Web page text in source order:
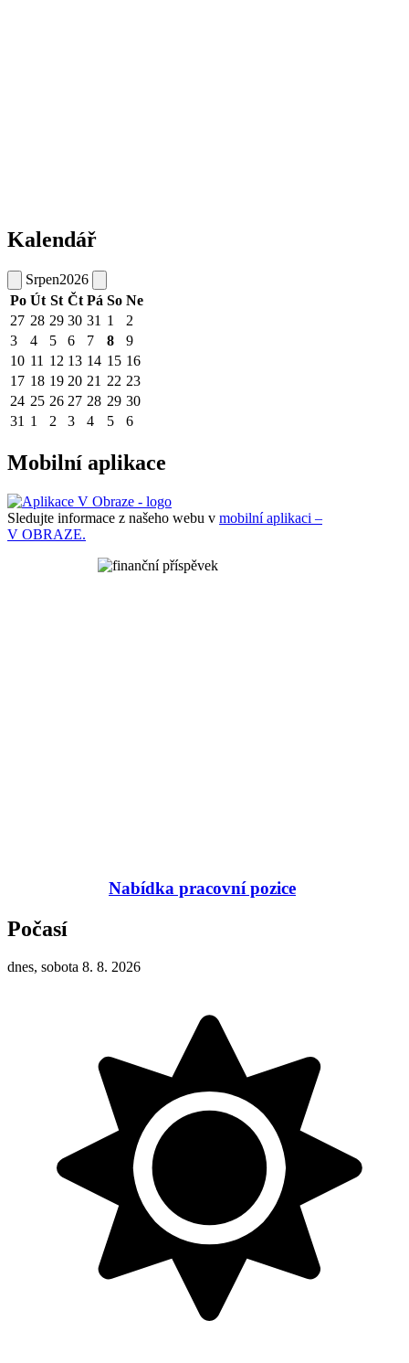
Kalendář
Srpen2026
Po Út St Čt Pá So Ne
27 28 29 30 31 1
2
3
4 5 6 7 8
9
10 11 12 13 14 15 16
17 18 19 20 21 22 23
24 25 26 27 28 29 30
31 1 2 3 4 5 6
Mobilní aplikace
Sledujte informace z našeho webu v mobilní aplikaci –
V OBRAZE.
Nabídka pracovní pozice
Počasí
dnes, sobota 8. 8. 2026